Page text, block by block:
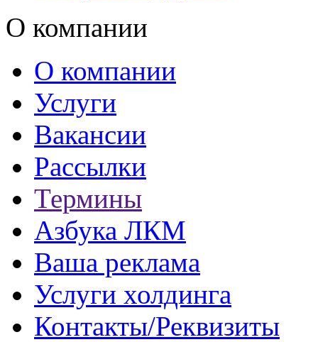
О компании
О компании
Услуги
Вакансии
Рассылки
Термины
Азбука ЛКМ
Ваша реклама
Услуги холдинга
Контакты/Реквизиты